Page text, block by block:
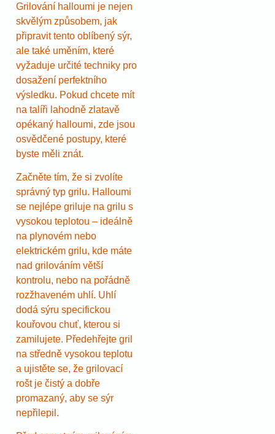
Grilování halloumi je nejen
skvělým způsobem, jak
připravit tento oblíbený sýr,
ale také uměním, které
vyžaduje určité techniky pro
dosažení perfektního
výsledku. Pokud chcete mít
na talíři lahodně zlatavě
opékaný halloumi, zde jsou
osvědčené postupy, které
byste měli znát.
Začněte tím, že si zvolíte
správný typ grilu. Halloumi
se nejlépe griluje na grilu s
vysokou teplotou – ideálně
na plynovém nebo
elektrickém grilu, kde máte
nad grilováním větší
kontrolu, nebo na pořádně
rozžhaveném uhlí. Uhlí
dodá sýru specifickou
kouřovou chuť, kterou si
zamilujete. Předehřejte gril
na středně vysokou teplotu
a ujistěte se, že grilovací
rošt je čistý a dobře
promazaný, aby se sýr
nepřilepil.